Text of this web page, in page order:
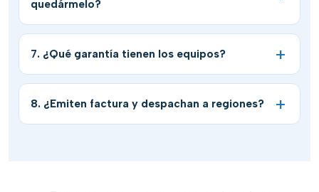
quedármelo?
7. ¿Qué garantía tienen los equipos?
8. ¿Emiten factura y despachan a regiones?